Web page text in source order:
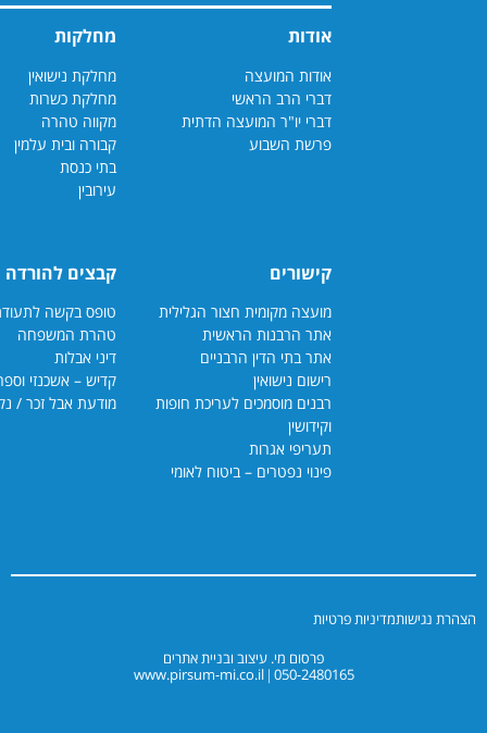
דברי יו"ר המועצה הדתית
מקווה טהרה
קבורה ובית עלמין
מועצה מקומית חצור הגלילית
אתר הרבנות הראשית
אתר בתי הדין הרבניים
רבנים מוסמכים לעריכת חופות
פינוי נפטרים – ביטוח לאומי
קבצים להורדה
טופס בקשה לתעודת כשרות
טהרת המשפחה
דיני אבלות
קדיש – אשכנזי וספרדי
מודעת אבל זכר / נקבה
פרטיות
פרסום מי. עיצוב ובניית אתרים
www.pirsum-mi.co.il